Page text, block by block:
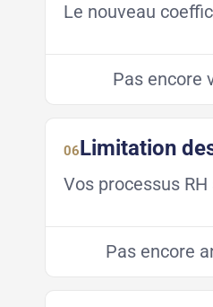
Le nouveau
Pas encore
06Limitation
Vos processus
Pas encore